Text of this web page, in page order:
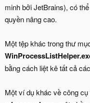
minh bởi JetBrains), có
quyền nâng cao.
Một tệp khác trong thư
bằng cách liệt kê tất cả
Một ví dụ khác về công